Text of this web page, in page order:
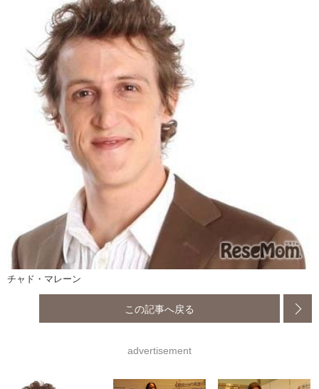
チャド・マレーン
この記事へ戻る
advertisement